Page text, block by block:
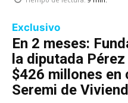
Exclusivo
En 2 meses:
la diputada
$426 millones en
Seremi de